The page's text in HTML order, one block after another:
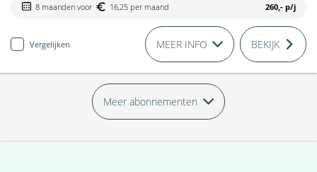
8 maanden voor 16,25 per maand 260,- p/j
Vergelijken MEER INFO BEKIJK
Meer abonnementen